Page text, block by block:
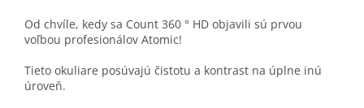
Od chvíle, kedy sa Count 360 ° HD objavili sú prvou
voľbou profesionálov Atomic!
Tieto okuliare posúvajú čistotu a kontrast na úplne inú
úroveň.